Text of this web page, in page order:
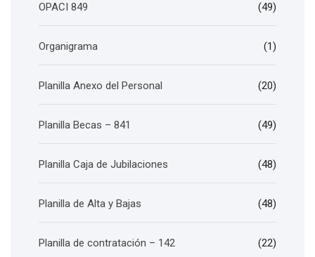
OPACI 849 (49)
Organigrama (1)
Planilla Anexo del Personal (20)
Planilla Becas – 841 (49)
Planilla Caja de Jubilaciones (48)
Planilla de Alta y Bajas (48)
Planilla de contratación – 142 (22)